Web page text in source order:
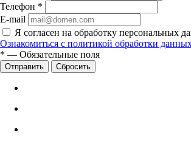
Телефон *
E-mail
Я согласен на обработку персональных
Ознакомиться с политикой обработки
* — Обязательные поля
Сбросить